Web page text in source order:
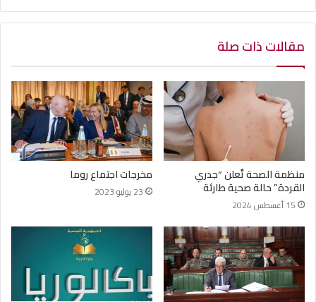
مقالات ذات صلة
منظمة الصحة تٌعلن “جدري
القردة” حالة صحية طارئة
15 أغسطس 2024
مخرجات اجتماع روما
23 يوليو 2023